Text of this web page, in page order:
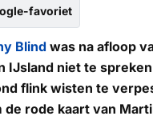
favoriet
Blind was na afloop
IJsland niet te
flink wisten te
rode kaart van